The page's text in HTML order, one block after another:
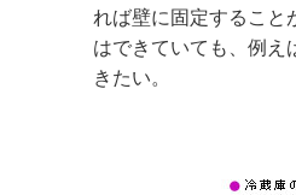
れば壁に固定すること
はできていても、例え
きたい。